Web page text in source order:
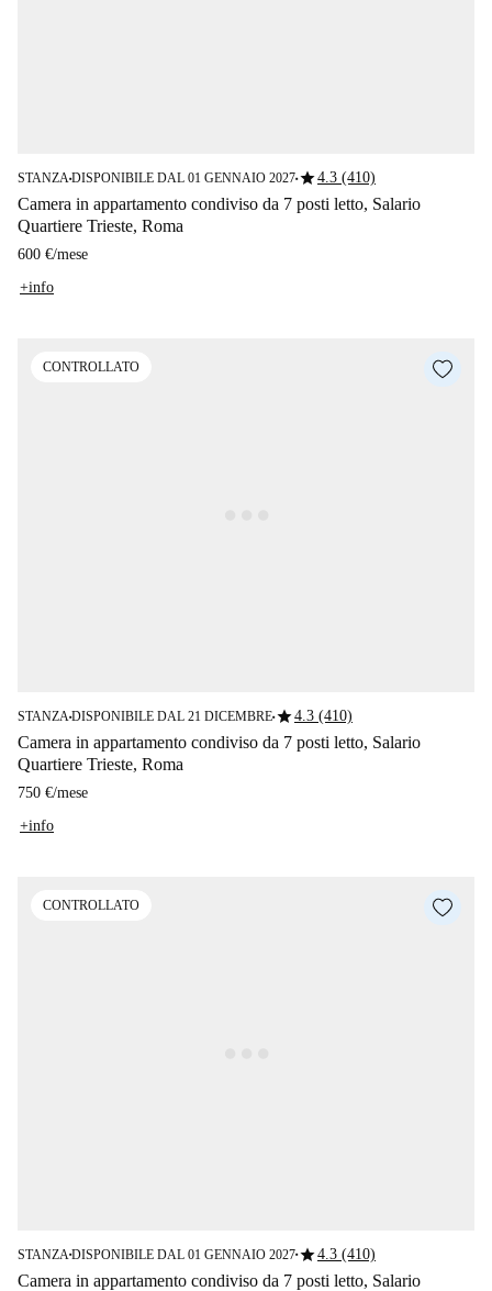
STANZA■DISPONIBILE DAL 01 GENNAIO 2027■star4.3 (410)
Camera in appartamento condiviso da 7 posti letto, Salario
Quartiere Trieste, Roma
600 €/mese
+info
CONTROLLATO
STANZA■DISPONIBILE DAL 21 DICEMBRE■star4.3 (410)
Camera in appartamento condiviso da 7 posti letto, Salario
Quartiere Trieste, Roma
750 €/mese
+info
CONTROLLATO
STANZA ■DISPONIBILE DAL 01 GENNAIO 2027■star4.3 (410)
Camera in appartamento condiviso da 7 posti letto, Salario